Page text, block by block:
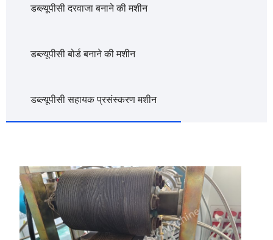
डब्ल्यूपीसी दरवाजा बनाने की मशीन
डब्ल्यूपीसी बोर्ड बनाने की मशीन
डब्ल्यूपीसी सहायक प्रसंस्करण मशीन